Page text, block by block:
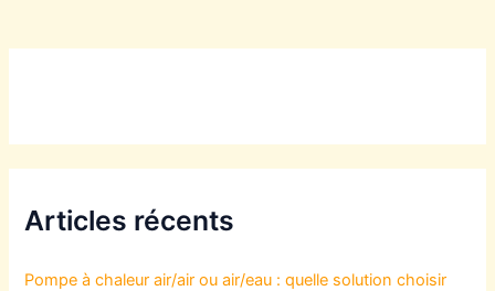
Articles récents
Pompe à chaleur air/air ou air/eau : quelle solution choisir